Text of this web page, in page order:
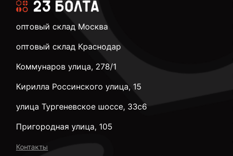
оптовый склад Москва
оптовый склад Краснодар
Коммунаров улица, 278/1
Кирилла Россинского улица, 15
улица Тургеневское шоссе, 33с6
Пригородная улица, 105
Контакты